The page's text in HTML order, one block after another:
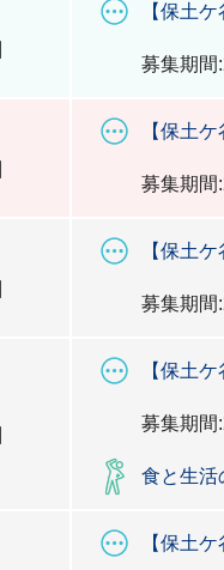
【保土
募集期間
【保土
募集期間
【保土
募集期間
【保土
募集期間
食と生活
【保土